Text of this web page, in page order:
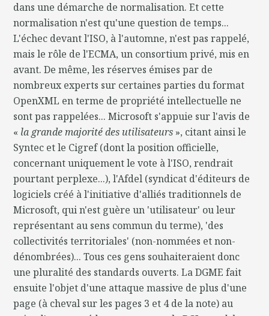
dans une démarche de normalisation. Et cette
normalisation n'est qu'une question de temps...
L'échec devant l'ISO, à l'automne, n'est pas rappelé,
mais le rôle de l'ECMA, un consortium privé, mis en
avant. De même, les réserves émises par de
nombreux experts sur certaines parties du format
OpenXML en terme de propriété intellectuelle ne
sont pas rappelées... Microsoft s'appuie sur l'avis de
« la grande majorité des utilisateurs », citant ainsi le
Syntec et le Cigref (dont la position officielle,
concernant uniquement le vote à l'ISO, rendrait
pourtant perplexe...), l'Afdel (syndicat d'éditeurs de
logiciels créé à l'initiative d'alliés traditionnels de
Microsoft, qui n'est guère un 'utilisateur' ou leur
représentant au sens commun du terme), 'des
collectivités territoriales' (non-nommées et non-
dénombrées)... Tous ces gens souhaiteraient donc
une pluralité des standards ouverts. La DGME fait
ensuite l'objet d'une attaque massive de plus d'une
page (à cheval sur les pages 3 et 4 de la note) au